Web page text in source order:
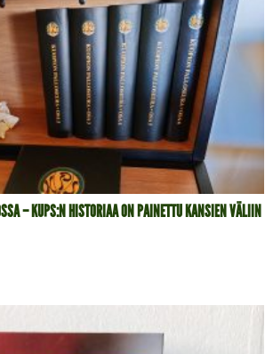
– KUPS:N HISTORIAA ON PAINETTU KANSIEN VÄLIIN